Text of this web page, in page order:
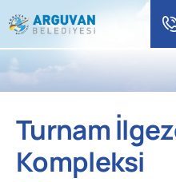
Turnam
Kompleksi